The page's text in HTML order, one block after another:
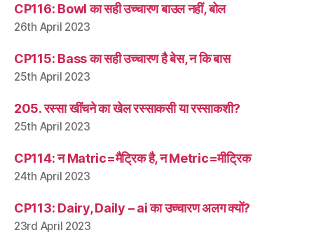
CP116: Bowl का सही उच्चारण बाउल नहीं, बोल
26th April 2023
CP115: Bass का सही उच्चारण है बेस, न कि बास
25th April 2023
205. रस्सा खींचने का खेल रस्साकसी या रस्साकशी?
25th April 2023
CP114: न Matric=मैट्रिक है, न Metric=मीट्रिक
24th April 2023
CP113: Dairy, Daily – ai का उच्चारण अलग क्यों?
23rd April 2023